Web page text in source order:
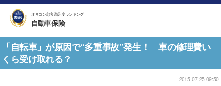
オリコン顧客満足度ランキング
自動車保険
「自転車」が原因で“多重事故”発生！ 車の修理費い
くら受け取れる？
2015-07-25 09:50